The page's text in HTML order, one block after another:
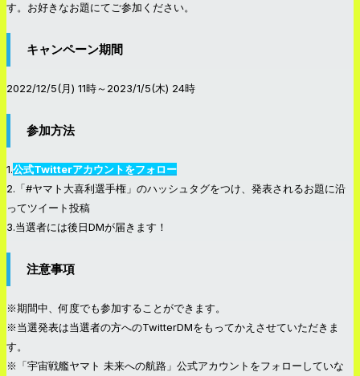
す。お好きなお題にてご参加ください。
キャンペーン期間
2022/12/5(月) 11時～2023/1/5(木) 24時
参加方法
1.公式Twitterアカウントをフォロー
2.「#ヤマト大喜利選手権」のハッシュタグをつけ、発表されるお題に沿
ってツイート投稿
3.当選者には後日DMが届きます！
注意事項
※期間中、何度でも参加することができます。
※当選発表は当選者の方へのTwitterDMをもってかえさせていただきま
す。
※「宇宙戦艦ヤマト 未来への航路」公式アカウントをフォローしていな